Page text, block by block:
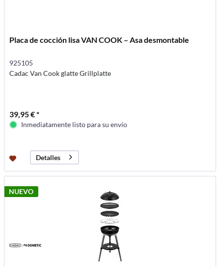
Placa de cocción lisa VAN COOK – Asa desmontable
925105
Cadac Van Cook glatte Grillplatte
39,95 € *
Inmediatamente listo para su envío
Detalles
NUEVO